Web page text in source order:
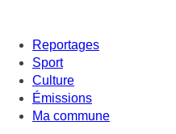
Reportages
Sport
Culture
Émissions
Ma commune